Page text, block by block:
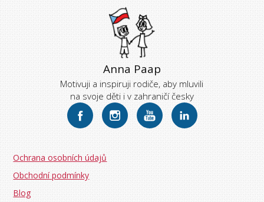
Anna Paap
Motivuji a inspiruji rodiče, aby mluvili
na svoje děti i v zahraničí česky
Ochrana osobních údajů
Obchodní podmínky
Blog